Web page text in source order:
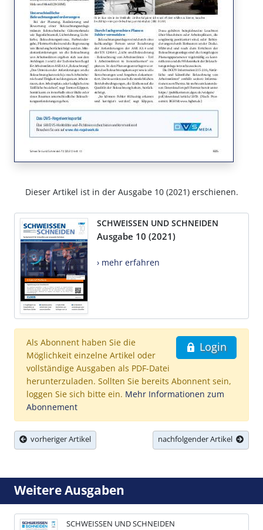
Dieser Artikel ist in der Ausgabe 10 (2021) erschienen.
SCHWEISSEN UND SCHNEIDEN
Ausgabe 10 (2021)
› mehr erfahren
Login
Als Abonnent haben Sie die
Möglichkeit einzelne Artikel oder
vollständige Ausgaben als PDF-Datei
herunterzuladen. Sollten Sie bereits Abonnent sein,
loggen Sie sich bitte ein. Mehr Informationen zum
Abonnement
vorheriger Artikel nachfolgender Artikel
Weitere Ausgaben
SCHWEISSEN UND SCHNEIDEN